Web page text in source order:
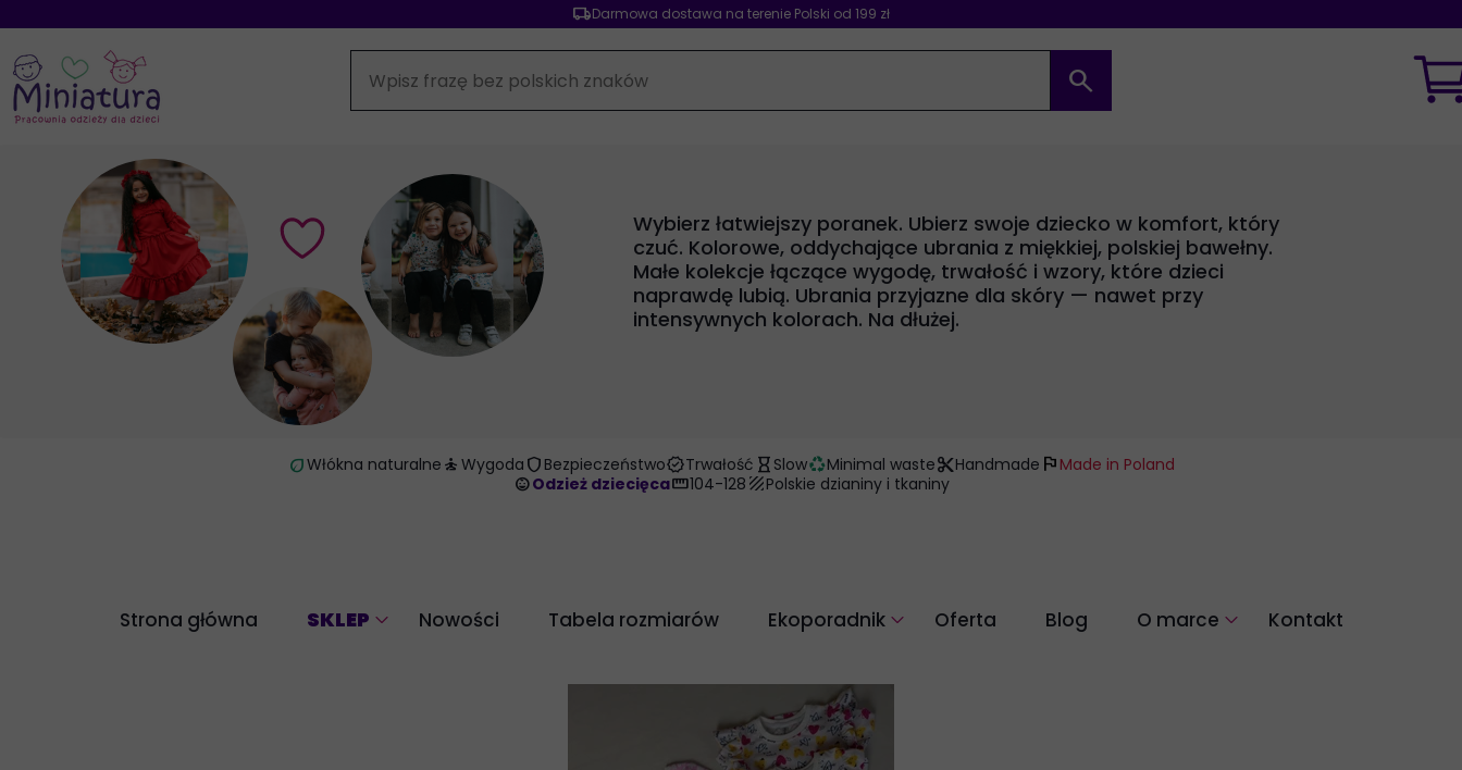
Strona główna SKLEP Nowości Tabela rozmiarów Ekoporadnik
Dbaj o środowisko
Oferta Blog O marce Kontakt
search
local_shippingDarmowa dostawa na terenie Polski od 199 zł
Wybierz łatwiejszy poranek. Ubierz swoje dziecko w komfort, który
czuć. Kolorowe, oddychające ubrania z miękkiej, polskiej bawełny.
Małe kolekcje łączące wygodę, trwałość i wzory, które dzieci
naprawdę lubią. Ubrania przyjazne dla skóry — nawet przy
intensywnych kolorach. Na dłużej.
ecoWłókna naturalne self_improvement Wygoda shield BezpieczeństwoverifiedTrwałość hourglass_empty SlowrecyclingMinimal wastecontent_cutHandmade flag Made in Poland
child_careOdzież dziecięcastraighten104-128 texturePolskie dzianiny i tkaniny